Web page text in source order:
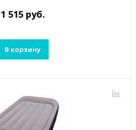
1 515 руб.
В корзину